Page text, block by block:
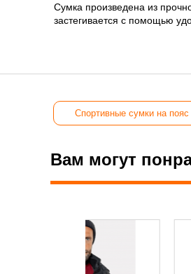
Сумка произведена из
застегивается с помощью
Спортивные сумки на пояс
Вам могут